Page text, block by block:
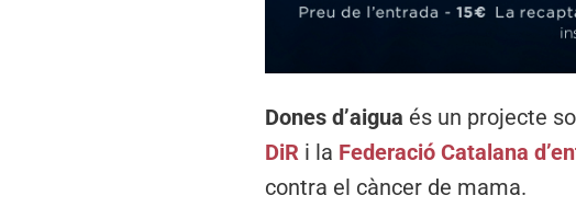
Dones d’aigua és un projecte
DiR i la Federació Catalana
contra el càncer de mama.